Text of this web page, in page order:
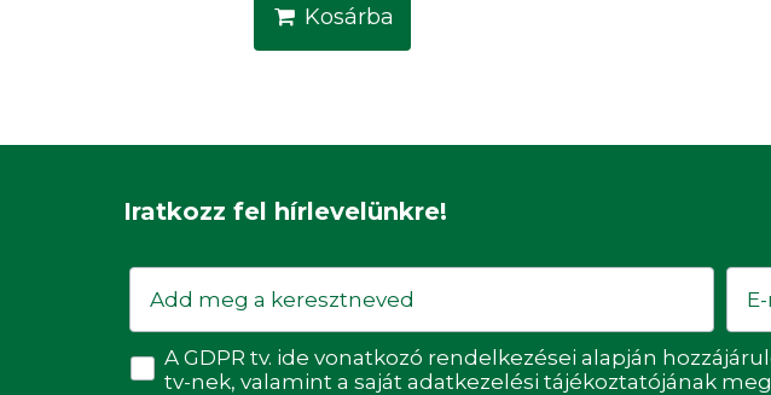
Kosárba
Iratkozz fel hírlevelünkre!
Keresztnév
Email
Adatvédelmi hozzájárulás
A GDPR tv. ide vonatkozó rendelkezései alapján
tv-nek, valamint a saját adatkezelési tájékoztatójának